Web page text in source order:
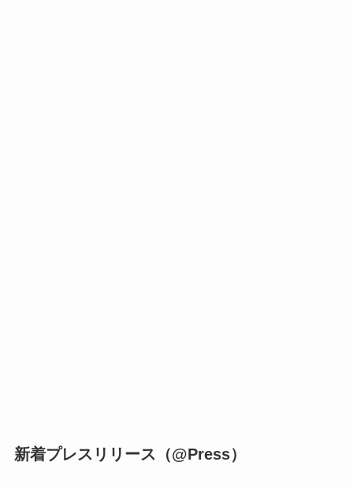
新着プレスリリース（@Press）